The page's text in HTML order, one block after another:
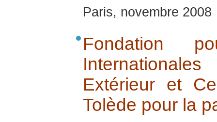
Paris, novembre 2008
Fondation
Extérieur et
Tolède pour la